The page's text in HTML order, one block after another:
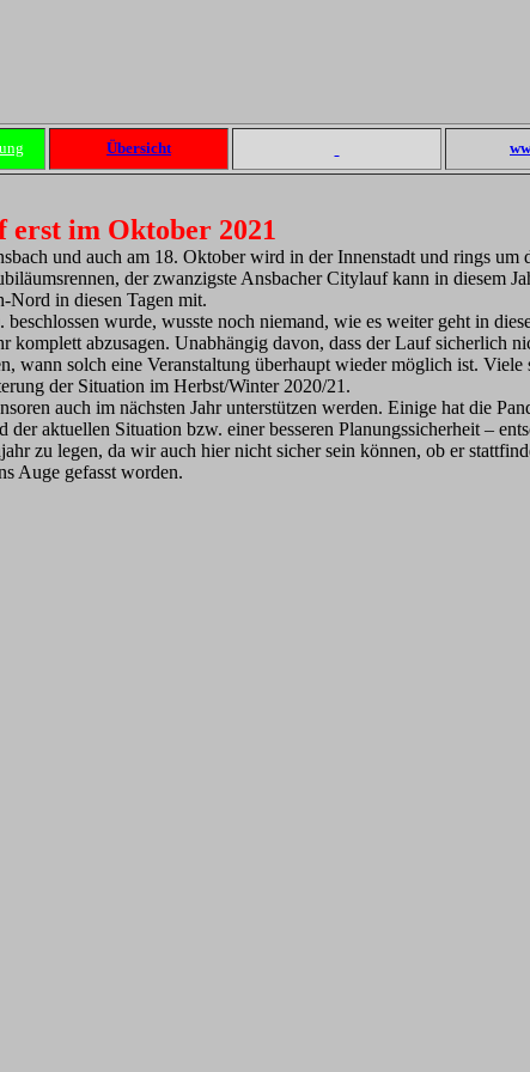
Übersicht
erst im Oktober 2021
und auch am 18. Oktober wird in der Innenstadt und rings um
der zwanzigste Ansbacher Citylauf kann in diesem
Nord in diesen Tagen mit.
wurde, wusste noch niemand, wie es weiter geht in
komplett abzusagen. Unabhängig davon, dass der Lauf sicherlich
wann solch eine Veranstaltung überhaupt wieder möglich ist. Viele
der Situation im Herbst/Winter 2020/21.
auch im nächsten Jahr unterstützen werden. Einige hat die
der aktuellen Situation bzw. einer besseren Planungssicherheit –
zu legen, da wir auch hier nicht sicher sein können, ob er
Auge gefasst worden.